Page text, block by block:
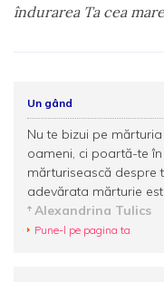
îndurarea Ta cea
Un gând
Nu te bizui pe
oameni, ci poartă-te
mărturisească despre
adevărata mărturie
Alexandrina Tulics
Pune-l pe pagina ta